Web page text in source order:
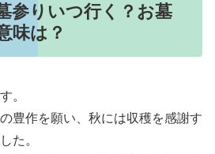
参りいつ行く？お墓
味は？
。
豊作を願い、秋には収穫を感謝す
た。